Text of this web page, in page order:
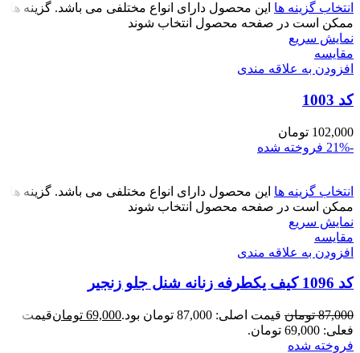
انتخاب گزینه ها این محصول دارای انواع مختلفی می باشد. گزینه ها
ممکن است در صفحه محصول انتخاب شوند
نمایش سریع
مقايسه
افزودن به علاقه مندی
کد 1003
102,000 تومان
-21%
فروخته شده
انتخاب گزینه ها این محصول دارای انواع مختلفی می باشد. گزینه ها
ممکن است در صفحه محصول انتخاب شوند
نمایش سریع
مقايسه
افزودن به علاقه مندی
کد 1096 کیف یکطرفه زنانه شنل جلو زنجیر
87,000 تومان قیمت اصلی: 87,000 تومان بود. 69,000 تومانقیمت
فعلی: 69,000 تومان.
فروخته شده